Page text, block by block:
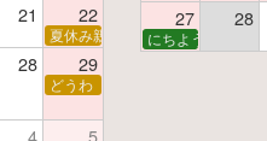
21 22
夏休み親子で楽しむおはなしと映
28 29
どうわ
4 5
27 28
にちようえほん